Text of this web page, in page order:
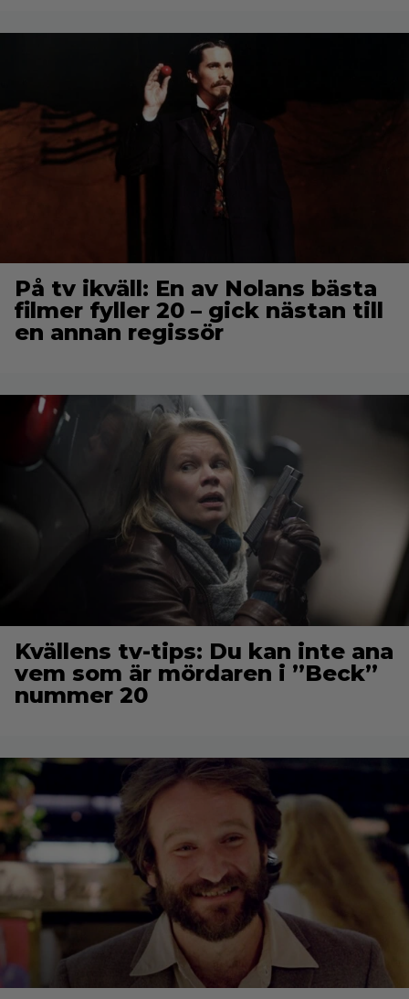
På tv ikväll: En av Nolans bästa
filmer fyller 20 – gick nästan till
en annan regissör
Kvällens tv-tips: Du kan inte ana
vem som är mördaren i ”Beck”
nummer 20